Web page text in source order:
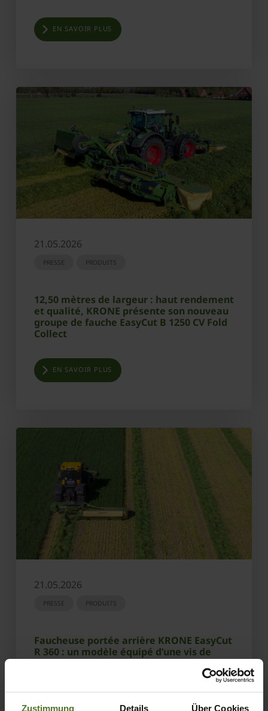
Zustimmung Details Über Cookies
EN SAVOIR PLUS
21.05.2026
PRESSE PRODUITS
12,50 mètres de largeur : haut rendement
et qualité, KRONE présente son nouveau
groupe de fauche EasyCut B 1250 CV Fold
Collect
EN SAVOIR PLUS
21.05.2026
PRESSE PRODUITS
Faucheuse portée arrière KRONE EasyCut
R 360 : un modèle équipé d’une vis de
regroupage